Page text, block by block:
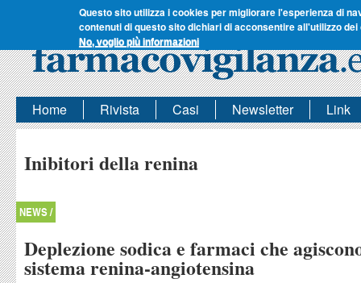
Questo sito utilizza i cookies per migliorare l'esperienza di
contenuti di questo sito dichiari di acconsentire all'utilizzo dei
No, voglio più informazioni
Home Rivista Casi Newsletter Link
Inibitori della renina
NEWS /
Deplezione sodica e farmaci che
sistema renina-angiotensina